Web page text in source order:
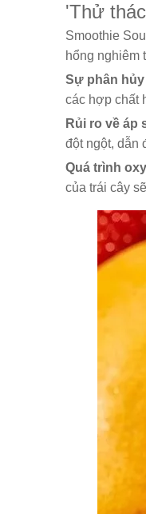
'Thử
Smoothie
hổng nghiêm
Sự phân
các hợp chất
Rủi ro về áp
đột ngột, dẫn
Quá trình
của trái cây